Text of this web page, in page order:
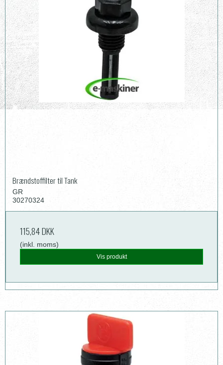
Brændstoffilter til Tank
GR
30270324
115,84 DKK
(inkl. moms)
Vis produkt